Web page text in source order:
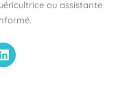
ou assistante
L
i
n